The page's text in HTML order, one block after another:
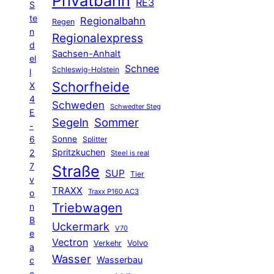
S
te
n
d
el
l
X
4
E
-
6
2
7
v
o
n
B
e
a
c
RE3
Regen Regionalbahn
Regionalexpress
Sachsen-Anhalt
Schleswig-Holstein Schnee
Schorfheide
Schweden Schwedter Steg
Segeln Sommer
Sonne Splitter
Spritzkuchen Steel is real
Straße SUP Tier
TRAXX Traxx P160 AC3
Triebwagen
Uckermark V70
Vectron Verkehr Volvo
Wasser Wasserbau